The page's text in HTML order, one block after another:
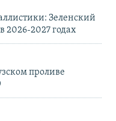
Зеленский
2026-2027 годах
проливе